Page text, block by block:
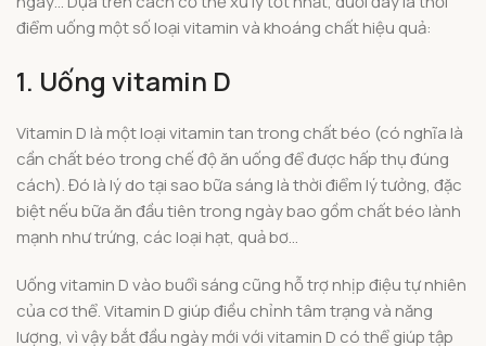
điểm uống một số loại vitamin và khoáng chất hiệu quả:
1. Uống vitamin D
Vitamin D là một loại vitamin tan trong chất béo (có nghĩa là
cần chất béo trong chế độ ăn uống để được hấp thụ đúng
cách). Đó là lý do tại sao bữa sáng là thời điểm lý tưởng, đặc
biệt nếu bữa ăn đầu tiên trong ngày bao gồm chất béo lành
mạnh như trứng, các loại hạt, quả bơ…
Uống vitamin D vào buổi sáng cũng hỗ trợ nhịp điệu tự nhiên
của cơ thể. Vitamin D giúp điều chỉnh tâm trạng và năng
lượng, vì vậy bắt đầu ngày mới với vitamin D có thể giúp tập